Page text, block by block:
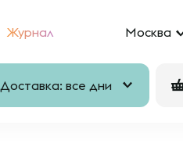
Журнал Москва
Доставка: все дни